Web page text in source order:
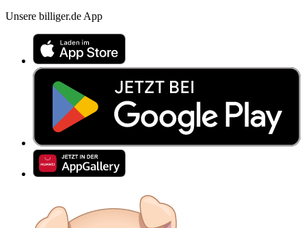
Unsere billiger.de App